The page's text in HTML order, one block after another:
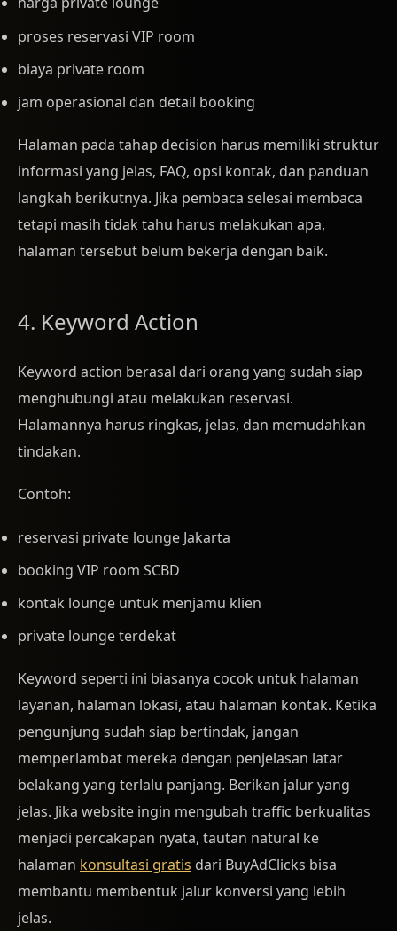
proses reservasi VIP room
biaya private room
jam operasional dan detail booking
Halaman pada tahap decision harus memiliki struktur
informasi yang jelas, FAQ, opsi kontak, dan panduan
langkah berikutnya. Jika pembaca selesai membaca
tetapi masih tidak tahu harus melakukan apa,
halaman tersebut belum bekerja dengan baik.
4. Keyword Action
Keyword action berasal dari orang yang sudah siap
menghubungi atau melakukan reservasi.
Halamannya harus ringkas, jelas, dan memudahkan
tindakan.
Contoh:
reservasi private lounge Jakarta
booking VIP room SCBD
kontak lounge untuk menjamu klien
private lounge terdekat
Keyword seperti ini biasanya cocok untuk halaman
layanan, halaman lokasi, atau halaman kontak. Ketika
pengunjung sudah siap bertindak, jangan
memperlambat mereka dengan penjelasan latar
belakang yang terlalu panjang. Berikan jalur yang
jelas. Jika website ingin mengubah traffic berkualitas
menjadi percakapan nyata, tautan natural ke
halaman konsultasi gratis dari BuyAdClicks bisa
membantu membentuk jalur konversi yang lebih
jelas.